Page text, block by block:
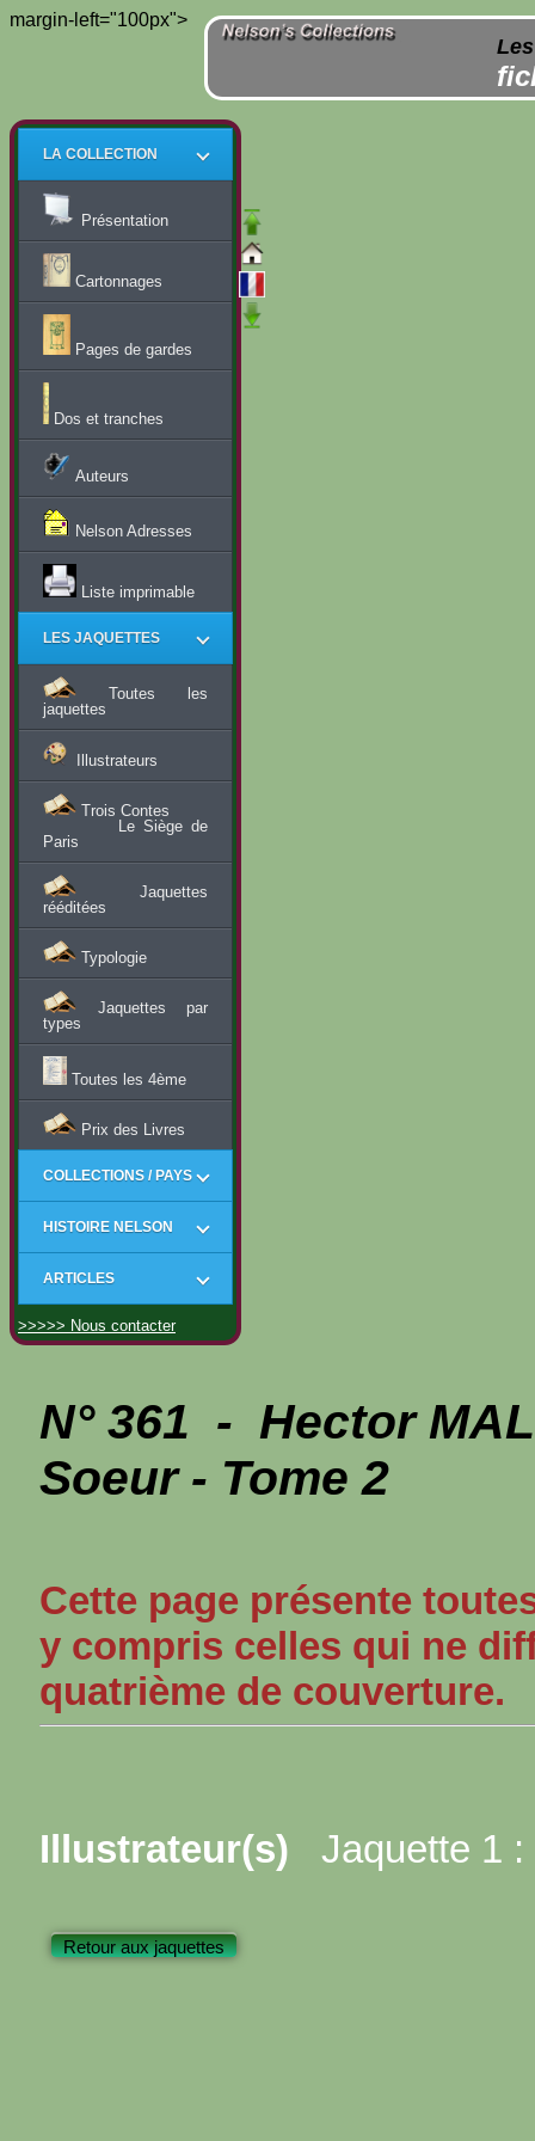
margin-left="100px">
LA COLLECTION
Présentation
Cartonnages
Pages de gardes
Dos et tranches
Auteurs
Nelson Adresses
Liste imprimable
LES JAQUETTES
Toutes les
jaquettes
Illustrateurs
Trois Contes
Le Siège de
Paris
Jaquettes
rééditées
Typologie
Jaquettes par
types
Toutes les 4ème
Prix des Livres
COLLECTIONS / PAYS
HISTOIRE NELSON
ARTICLES
>>>>> Nous contacter
N° 361 - Hector
Soeur - Tome 2
Cette page présente
y compris celles qui ne
quatrième de couverture.
Illustrateur(s) Jaquette 1 :
Retour aux jaquettes